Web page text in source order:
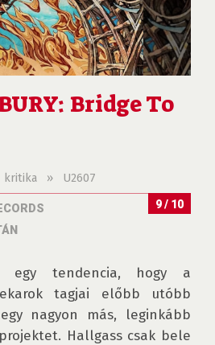
Bridge To
kritika » U2607
9 / 10
egy tendencia, hogy a
tagjai előbb utóbb
nagyon más, leginkább
Hallgass csak bele